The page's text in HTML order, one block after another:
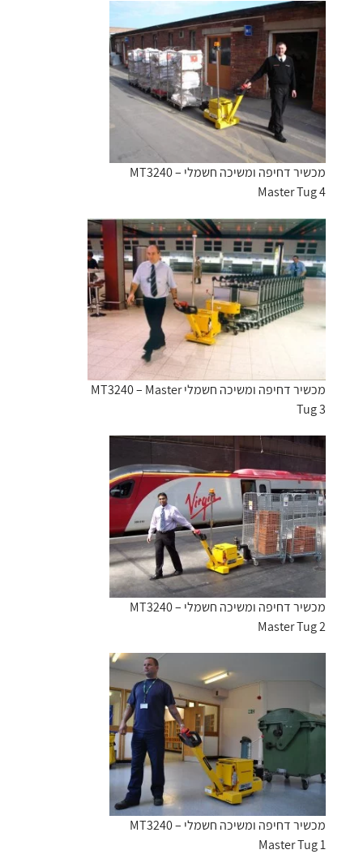
מכשיר דחיפה ומשיכה חשמלי MT3240 –
Master Tug 4
מכשיר דחיפה ומשיכה חשמלי MT3240 – Master
Tug 3
מכשיר דחיפה ומשיכה חשמלי MT3240 –
Master Tug 2
מכשיר דחיפה ומשיכה חשמלי MT3240 –
Master Tug 1